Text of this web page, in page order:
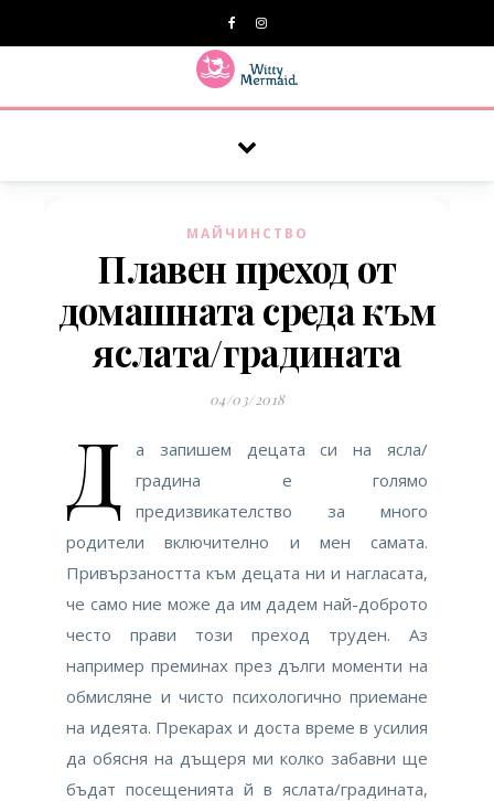
МАЙЧИНСТВО
Плавен преход от
домашната среда към
яслата/градината
04/03/2018
Д
а запишем децата си на ясла/
градина е голямо
предизвикателство за много
родители включително и мен самата.
Привързаността към децата ни и нагласата,
че само ние може да им дадем най-доброто
често прави този преход труден. Аз
например преминах през дълги моменти на
обмисляне и чисто психологично приемане
на идеята. Прекарах и доста време в усилия
да обясня на дъщеря ми колко забавни ще
бъдат посещенията й в яслата/градината,